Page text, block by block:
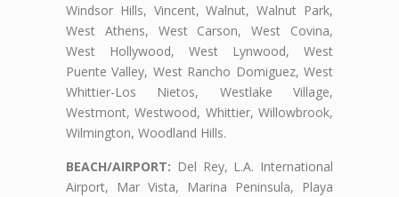
Windsor Hills, Vincent, Walnut, Walnut Park,
West Athens, West Carson, West Covina,
West Hollywood, West Lynwood, West
Puente Valley, West Rancho Domiguez, West
Whittier-Los Nietos, Westlake Village,
Westmont, Westwood, Whittier, Willowbrook,
Wilmington, Woodland Hills.
BEACH/AIRPORT: Del Rey, L.A. International
Airport, Mar Vista, Marina Peninsula, Playa